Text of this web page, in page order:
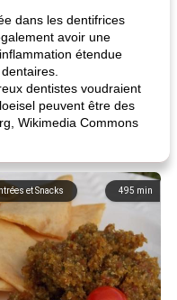
dans les dentifrices
avoir une
étendue
dentistes voudraient
peuvent être des
Wikimedia Commons
495 min
et Snacks